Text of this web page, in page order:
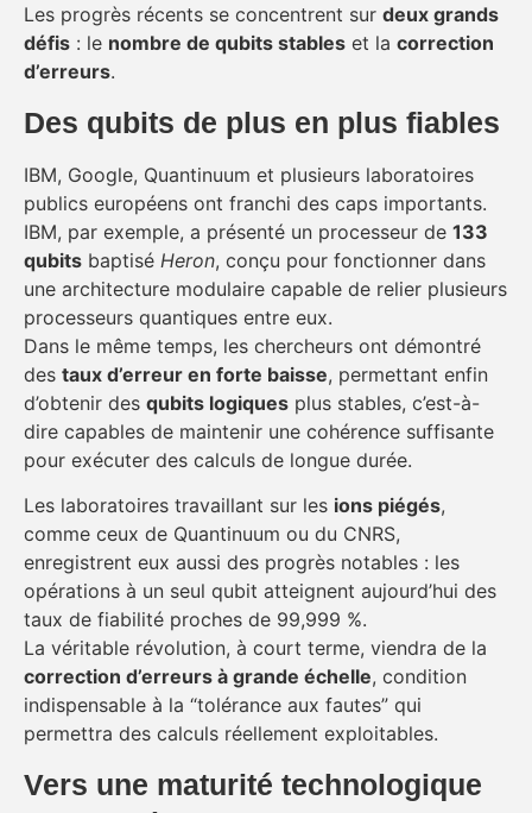
Les progrès récents se concentrent sur deux grands
défis : le nombre de qubits stables et la correction
d’erreurs.
Des qubits de plus en plus fiables
IBM, Google, Quantinuum et plusieurs laboratoires
publics européens ont franchi des caps importants.
IBM, par exemple, a présenté un processeur de 133
qubits baptisé Heron, conçu pour fonctionner dans
une architecture modulaire capable de relier plusieurs
processeurs quantiques entre eux.
Dans le même temps, les chercheurs ont démontré
des taux d’erreur en forte baisse, permettant enfin
d’obtenir des qubits logiques plus stables, c’est-à-
dire capables de maintenir une cohérence suffisante
pour exécuter des calculs de longue durée.
Les laboratoires travaillant sur les ions piégés,
comme ceux de Quantinuum ou du CNRS,
enregistrent eux aussi des progrès notables : les
opérations à un seul qubit atteignent aujourd’hui des
taux de fiabilité proches de 99,999 %.
La véritable révolution, à court terme, viendra de la
correction d’erreurs à grande échelle, condition
indispensable à la “tolérance aux fautes” qui
permettra des calculs réellement exploitables.
Vers une maturité technologique